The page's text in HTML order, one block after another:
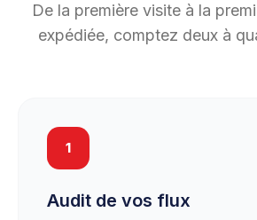
De la première visite à la
expédiée, comptez deux à
1
Audit de vos flux